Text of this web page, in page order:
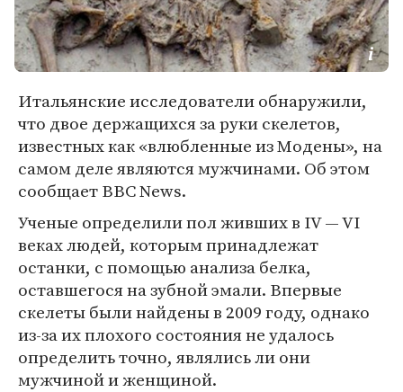
Итальянские исследователи обнаружили,
что двое держащихся за руки скелетов,
известных как «влюбленные из Модены», на
самом деле являются мужчинами. Об этом
сообщает BBC News.
Ученые определили пол живших в IV — VI
веках людей, которым принадлежат
останки, с помощью анализа белка,
оставшегося на зубной эмали. Впервые
скелеты были найдены в 2009 году, однако
из-за их плохого состояния не удалось
определить точно, являлись ли они
мужчиной и женщиной.